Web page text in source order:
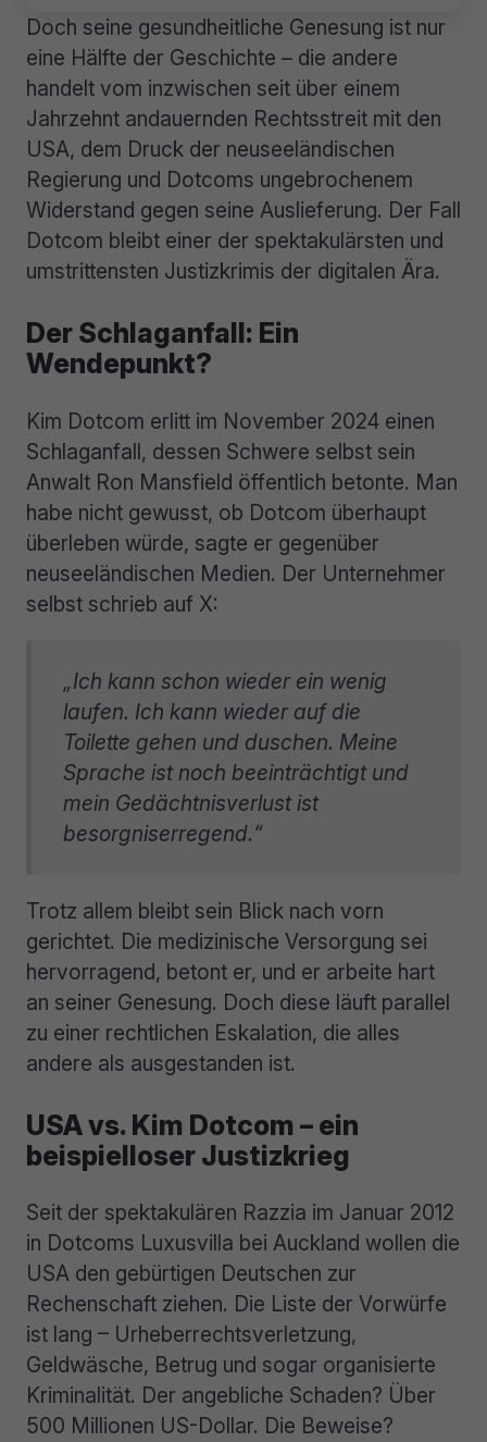
Doch seine gesundheitliche Genesung ist nur
eine Hälfte der Geschichte – die andere
handelt vom inzwischen seit über einem
Jahrzehnt andauernden Rechtsstreit mit den
USA, dem Druck der neuseeländischen
Regierung und Dotcoms ungebrochenem
Widerstand gegen seine Auslieferung. Der Fall
Dotcom bleibt einer der spektakulärsten und
umstrittensten Justizkrimis der digitalen Ära.
Der Schlaganfall: Ein
Wendepunkt?
Kim Dotcom erlitt im November 2024 einen
Schlaganfall, dessen Schwere selbst sein
Anwalt Ron Mansfield öffentlich betonte. Man
habe nicht gewusst, ob Dotcom überhaupt
überleben würde, sagte er gegenüber
neuseeländischen Medien. Der Unternehmer
selbst schrieb auf X:
„Ich kann schon wieder ein wenig
laufen. Ich kann wieder auf die
Toilette gehen und duschen. Meine
Sprache ist noch beeinträchtigt und
mein Gedächtnisverlust ist
besorgniserregend.“
Trotz allem bleibt sein Blick nach vorn
gerichtet. Die medizinische Versorgung sei
hervorragend, betont er, und er arbeite hart
an seiner Genesung. Doch diese läuft parallel
zu einer rechtlichen Eskalation, die alles
andere als ausgestanden ist.
USA vs. Kim Dotcom – ein
beispielloser Justizkrieg
Seit der spektakulären Razzia im Januar 2012
in Dotcoms Luxusvilla bei Auckland wollen die
USA den gebürtigen Deutschen zur
Rechenschaft ziehen. Die Liste der Vorwürfe
ist lang – Urheberrechtsverletzung,
Geldwäsche, Betrug und sogar organisierte
Kriminalität. Der angebliche Schaden? Über
500 Millionen US-Dollar. Die Beweise?